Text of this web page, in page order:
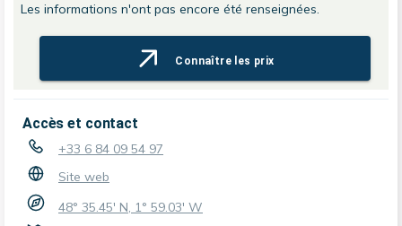
Les informations n'ont pas encore été renseignées.
Connaître les prix
Accès et contact
+33 6 84 09 54 97
Site web
48° 35.45' N, 1° 59.03' W